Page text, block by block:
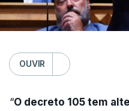
OUVIR
“O decreto 105 tem